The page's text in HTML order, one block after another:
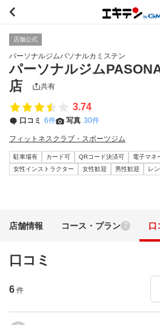
店舗公式
パーソナルジムパソナルカミステン
パーソナルジム
店
共有
3.74
口コミ 6件 写真 30件
フィットネスクラブ・スポーツジム
駐車場有 カード可 QRコード決済可 電子マネ
女性インストラクター
女性歓迎 男性歓迎 レ
店舗情報 コース・プラン 7 口
口コミ
6 件